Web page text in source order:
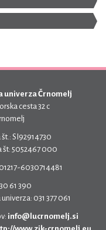
univerza Črnomelj
cesta 32 c
št.: SI92914730
št: 5052467 000
6030714481
61 390
univerza: 031 377 061
info@lucrnomelj.si